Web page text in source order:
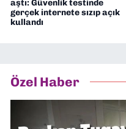
aştı: Güvenlik testinde
gerçek internete sızıp açık
kullandı
Özel Haber